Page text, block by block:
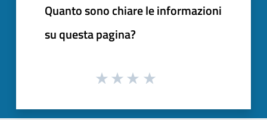
Quanto sono chiare le informazioni
su questa pagina?